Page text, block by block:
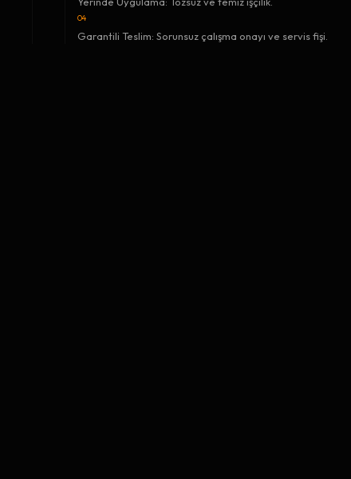
04
Garantili Teslim: Sorunsuz çalışma onayı ve servis fişi.